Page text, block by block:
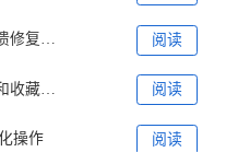
谷歌浏览器下载及插件频繁崩溃修复全攻略 阅读
谷歌浏览器如何导入导出书签和收藏夹教程 阅读
操作 阅读